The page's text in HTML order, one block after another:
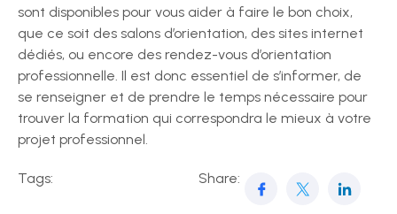
sont disponibles pour vous aider à faire le bon choix,
que ce soit des salons d’orientation, des sites internet
dédiés, ou encore des rendez-vous d’orientation
professionnelle. Il est donc essentiel de s’informer, de
se renseigner et de prendre le temps nécessaire pour
trouver la formation qui correspondra le mieux à votre
projet professionnel.
Tags: Share: